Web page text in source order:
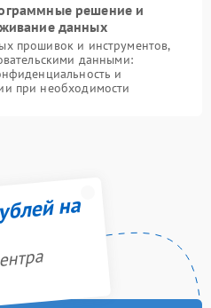
решение и
данных
прошивок и инструментов,
данными:
и
при необходимости
на